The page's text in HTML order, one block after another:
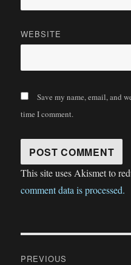
WEBSITE
Save my name, email, and
time I comment.
This site uses Akismet to
comment data is processed.
PREVIOUS